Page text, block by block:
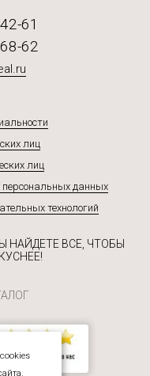
61
62
лиц
лиц
персональных данных
технологий
НАЙДЕТЕ ВСЕ, ЧТОБЫ